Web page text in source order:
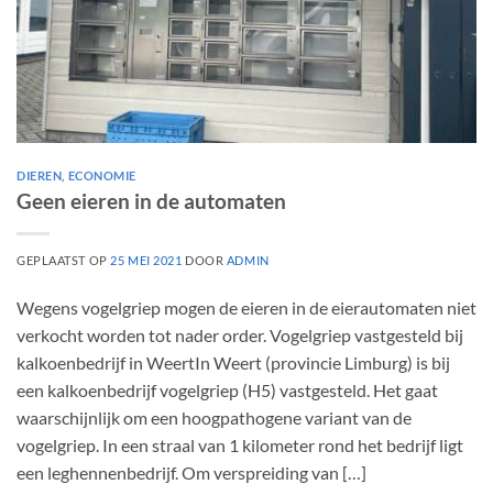
DIEREN ECONOMIE
Geen eieren in de automaten
GEPLAATST OP 25 MEI 2021 DOOR ADMIN
Wegens vogelgriep mogen de eieren in de eierautomaten niet
verkocht worden tot nader order. Vogelgriep vastgesteld bij
kalkoenbedrijf in WeertIn Weert (provincie Limburg) is bij
een kalkoenbedrijf vogelgriep (H5) vastgesteld. Het gaat
waarschijnlijk om een hoogpathogene variant van de
vogelgriep. In een straal van 1 kilometer rond het bedrijf ligt
een leghennenbedrijf. Om verspreiding van […]